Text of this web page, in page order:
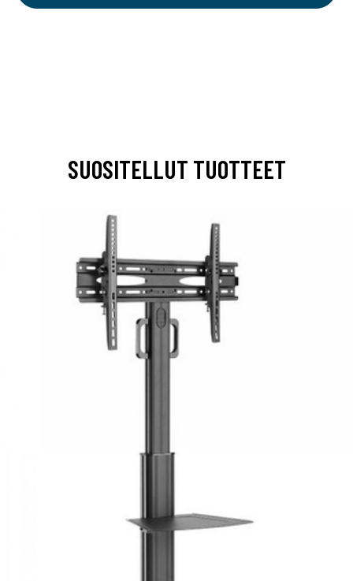
SUOSITELLUT TUOTTEET